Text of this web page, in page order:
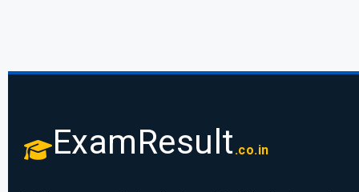
ExamResult .co.in